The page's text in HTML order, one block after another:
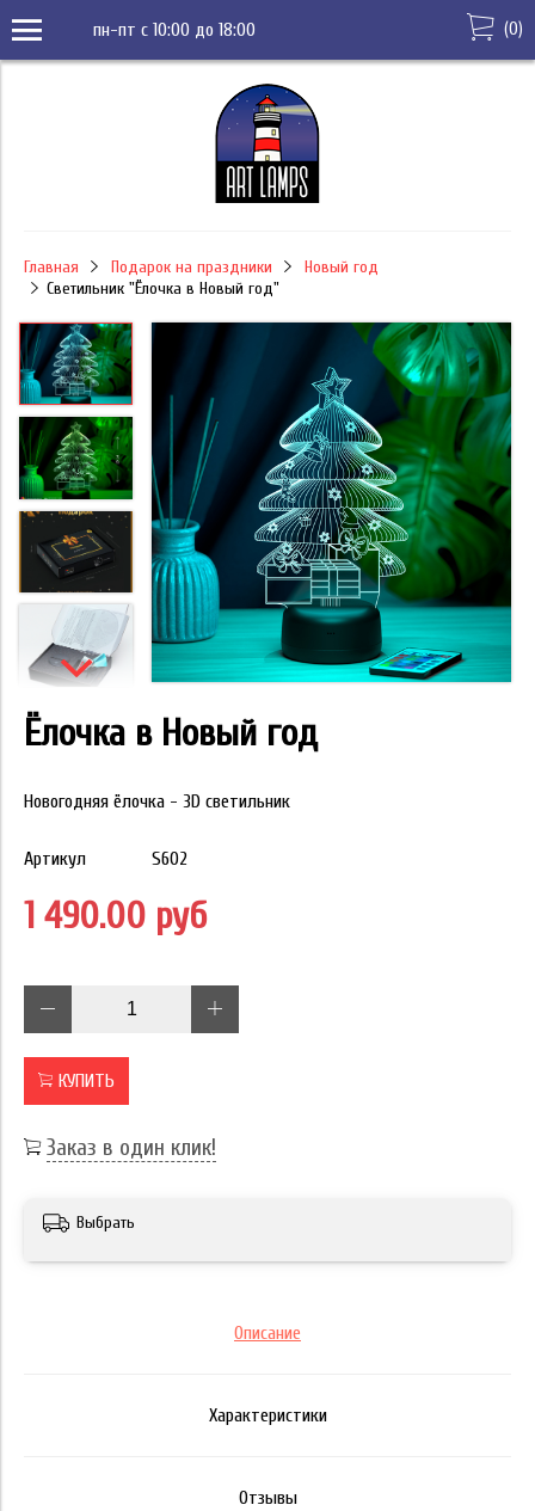
пн-пт с 10:00 до 18:00 (0)
Главная Подарок на праздники
Новый год
Светильник "Ёлочка в Новый год"
Ёлочка в Новый год
Новогодняя ёлочка - 3D светильник
Артикул S602
1 490.00 руб
КУПИТЬ
Заказ в один клик!
Выбрать
Описание
Характеристики
Отзывы